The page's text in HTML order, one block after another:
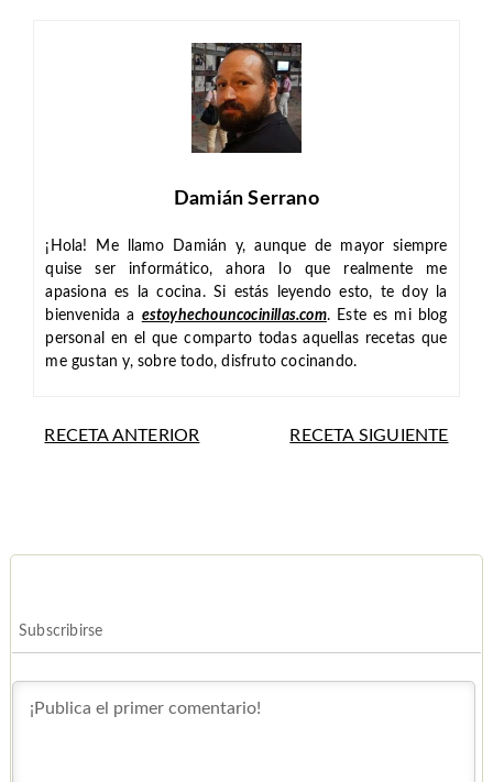
Damián Serrano
¡Hola! Me llamo Damián y, aunque de mayor siempre
quise ser informático, ahora lo que realmente me
apasiona es la cocina. Si estás leyendo esto, te doy la
bienvenida a estoyhechouncocinillas.com. Este es mi blog
personal en el que comparto todas aquellas recetas que
me gustan y, sobre todo, disfruto cocinando.
RECETA ANTERIOR RECETA SIGUIENTE
Subscribirse